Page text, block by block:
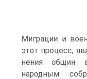
Миграции и
этот процесс,
нения общин
народным